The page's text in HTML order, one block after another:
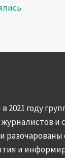
2021 году
журналистов и
разочарованы
и